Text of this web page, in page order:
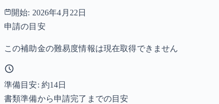
開始: 2026年4月22日
申請の目安
この補助金の難易度情報は現在取得できません
準備目安: 約14日
書類準備から申請完了までの目安